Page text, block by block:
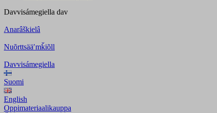
Davvisámegiella dav
Anarâškielâ
Nuõrttsääʹmǩiõll
Davvisámegiella
Suomi
English
Oppimateriaalikauppa